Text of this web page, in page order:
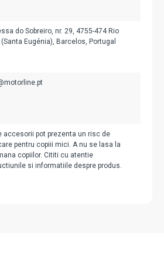
do Sobreiro, nr. 29, 4755-474 Rio
Eugénia), Barcelos, Portugal
accesorii pot prezenta un risc de
pentru copiii mici. A nu se lasa la
copiilor. Cititi cu atentie
si informatiile despre produs.